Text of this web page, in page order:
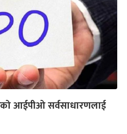
आईपीओ सर्वसाधारणलाई